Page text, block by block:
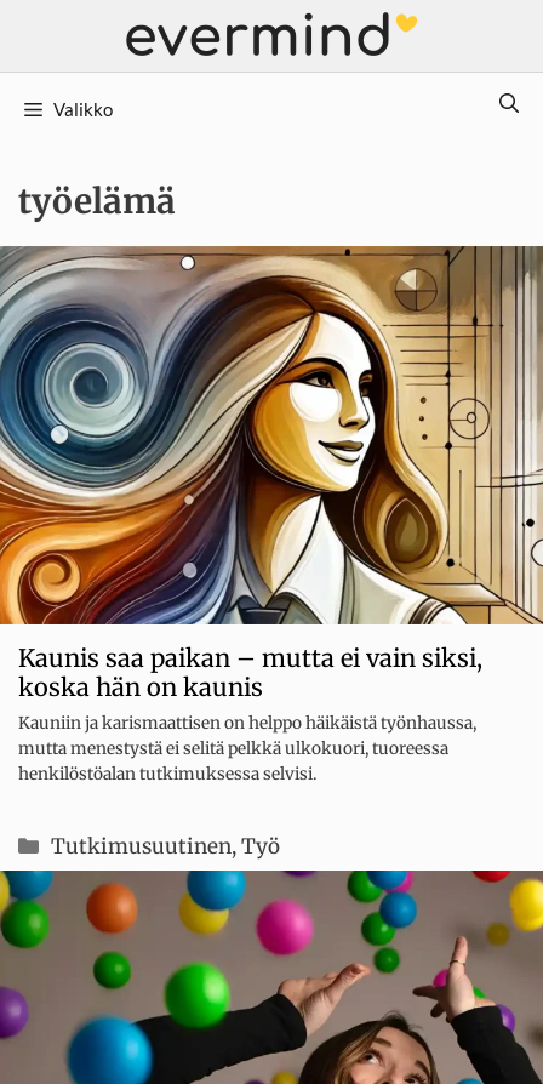
Valikko
työelämä
Kaunis saa paikan – mutta ei vain siksi,
koska hän on kaunis
Kauniin ja karismaattisen on helppo häikäistä työnhaussa,
mutta menestystä ei selitä pelkkä ulkokuori, tuoreessa
henkilöstöalan tutkimuksessa selvisi.
Kategoriat
Tutkimusuutinen,Työ